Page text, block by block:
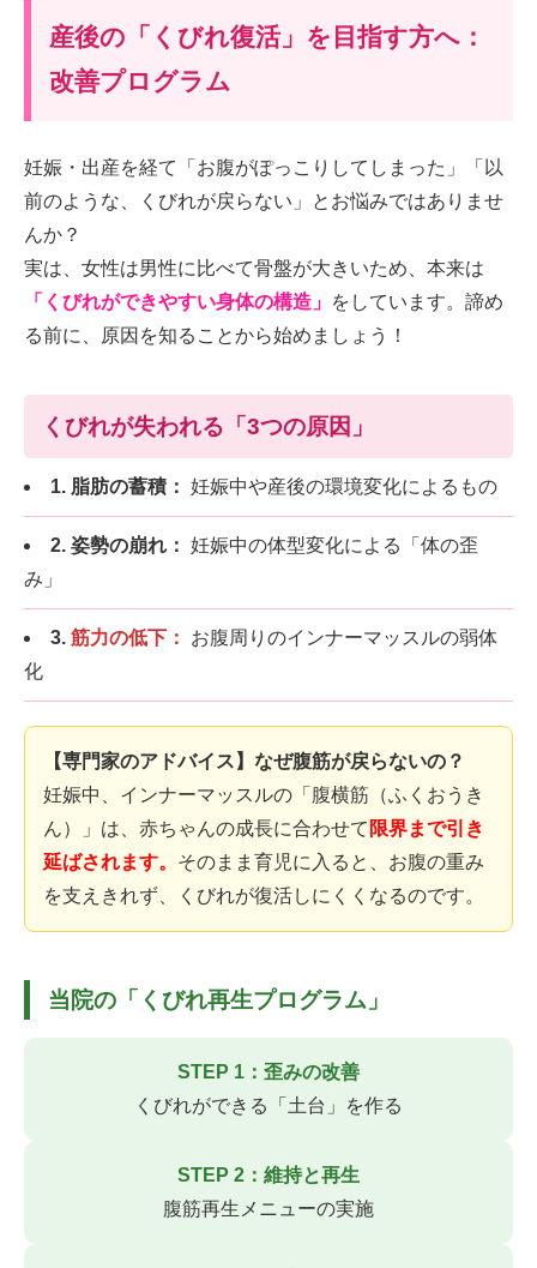
産後の「くびれ復活」を目指す方へ：
改善プログラム
妊娠・出産を経て「お腹がぽっこりしてしまった」「以
前のような、くびれが戻らない」とお悩みではありませ
んか？
実は、女性は男性に比べて骨盤が大きいため、本来は
「くびれができやすい身体の構造」 をしています。諦め
る前に、原因を知ることから始めましょう！
くびれが失われる「3つの原因」
1. 脂肪の蓄積： 妊娠中や産後の環境変化によるもの
2. 姿勢の崩れ： 妊娠中の体型変化による「体の歪
み」
3. 筋力の低下：
お腹周りのインナーマッスルの弱体
化
【専門家のアドバイス】なぜ腹筋が戻らないの？
妊娠中、インナーマッスルの「腹横筋（ふくおうき
ん）」は、赤ちゃんの成長に合わせて 限界まで引き
延ばされます。 そのまま育児に入ると、お腹の重み
を支えきれず、くびれが復活しにくくなるのです。
当院の「くびれ再生プログラム」
STEP 1：歪みの改善
くびれができる「土台」を作る
STEP 2：維持と再生
腹筋再生メニューの実施